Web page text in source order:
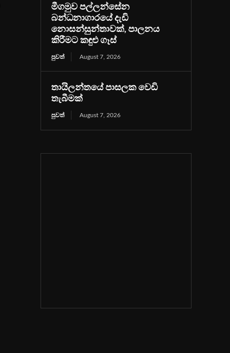
මීගමුව පල්ලන්සේන
බන්ධනාගාරයේ දැඩි
නොසන්සුන්තාවක්, පාලනය
කිරීමට කඳුළු ගෑස්
පුවත් August 7, 2026
තායිලන්තයේ පාසලක වෙඩි
තැබීමක්
පුවත් August 7, 2026